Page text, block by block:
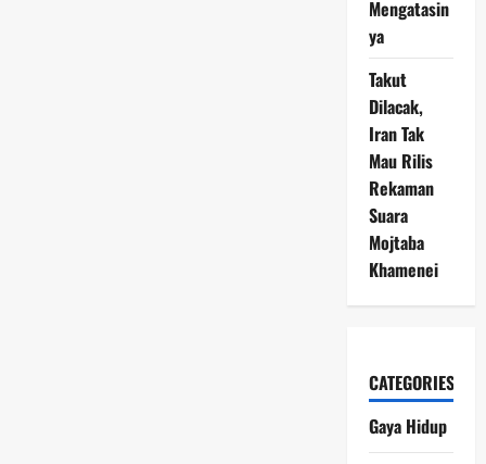
Mengatasin
ya
Takut
Dilacak,
Iran Tak
Mau Rilis
Rekaman
Suara
Mojtaba
Khamenei
CATEGORIES
Gaya Hidup